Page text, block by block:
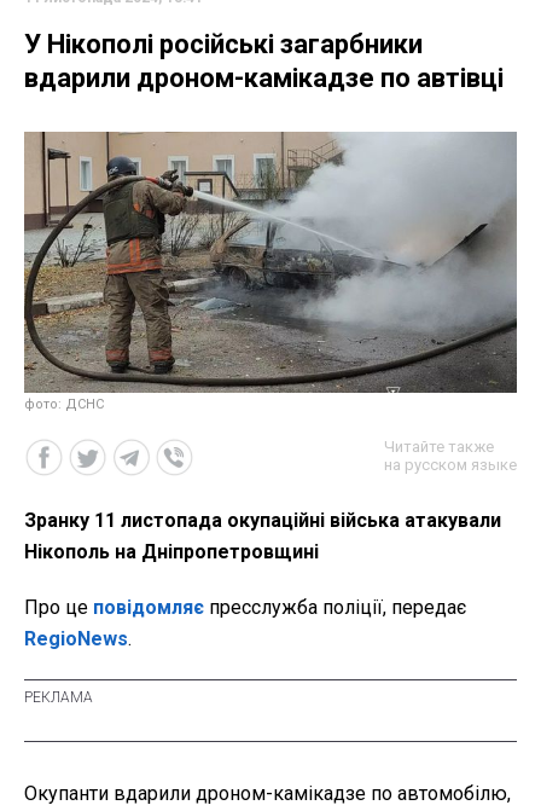
У Нікополі російські загарбники
вдарили дроном-камікадзе по автівці
фото: ДСНС
Читайте также
на русском языке
Зранку 11 листопада окупаційні війська атакували
Нікополь на Дніпропетровщині
Про це повідомляє пресслужба поліції, передає
RegioNews.
Окупанти вдарили дроном-камікадзе по автомобілю,